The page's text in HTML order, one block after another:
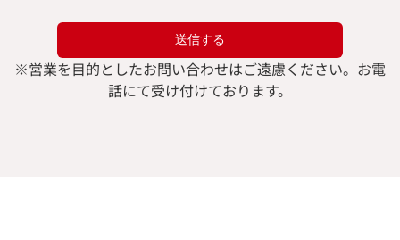
※営業を目的としたお問い合わせはご遠慮ください。 お電
話にて受け付けております。